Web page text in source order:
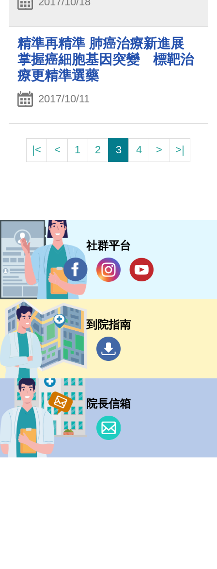
精準再精準 肺癌治療新進展
掌握癌細胞基因突變 標靶治
療更精準選藥
2017/10/11
|< < 1 2 3 4 > >|
社群平台
到院指南
院長信箱